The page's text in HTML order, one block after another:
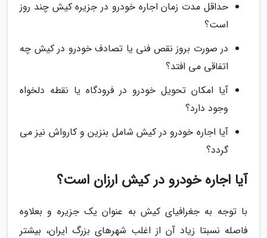
حداقل مدت زمان اجاره خودرو در جزیره کیش چند روز
است؟
در صورت بروز نقص فنی یا تصادف خودرو در کیش چه
اتفاقی می افتد؟
آیا امکان تحویل خودرو در فرودگاه یا نقطه دلخواه
وجود دارد؟
آیا اجاره خودرو در کیش شامل بنزین و کارواش نیز می
گردد؟
آیا اجاره خودرو در کیش ارزان است؟
با توجه به جغرافیای کیش به عنوان یک جزیره و بعلاوه
فاصله نسبتا زیاد آن از اغلب شهرهای بزرگ ایران، بیشتر